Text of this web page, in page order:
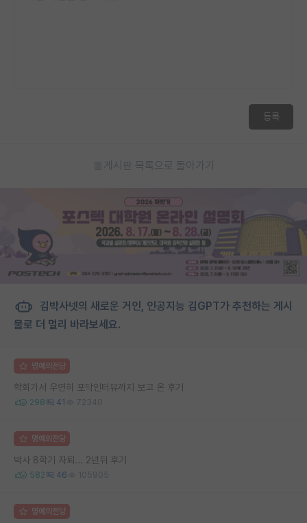
등록
게시판 목록으로 돌아가기
김박사넷의 새로운 거인, 인공지능 김GPT가 추천하는 게시
물로 더 멀리 바라보세요.
명예의전당
학회가서 우연히 포닥인터뷰까지 보고 온 후기
298 41 72340
명예의전당
박사 8학기 자퇴... 2년뒤 후기
582 46 105905
명예의전당